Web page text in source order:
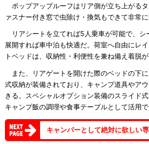
ポップアップルーフはリア側が立ち上がる
ァスナー付き窓で虫除け・換気もできて非常に
リアシートを立てれば5人乗車が可能で、シ
展開すれば車中泊も快適だ。荷室へ自由にレ
トベッドは、収納性・利便性を兼ね備え着脱が
また、リアゲートを開けた際のベッドの下
式収納が装備されており、キャンプ道具やア
きる。スペシャルオプション装備のスライド式
キャンプ飯の調理や食事テーブルとして活用で
キャンパーとして絶対に欲しい